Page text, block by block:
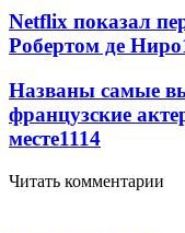
Netflix показал
Робертом де Ниро
Названы самые
французские
месте1114
Читать комментарии